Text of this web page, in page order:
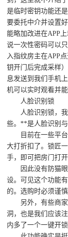
是临时密钥功能还
要委托中介并设置
能略加改进在APP
说一次性密码可以
入指纹房主在APP
钥开门后完成采样
息发送到我们手机
机可以实时观看并
人脸识别锁
人脸识别锁，
些。**是人脸识别
目前在一些平
大打折扣了。锁匠
手，即可把房门打开
因此没有防猫
设。可见这个功能
的。选购时必须谨慎
另外，有些商
洞，也是我们应该
内多了一个一键开锁